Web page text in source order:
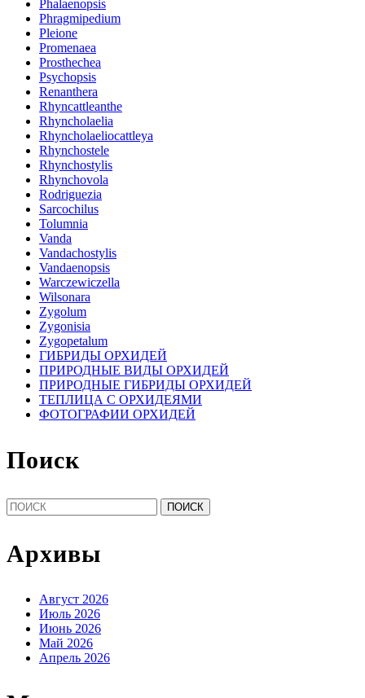
Phalaenopsis
Phragmipedium
Pleione
Promenaea
Prosthechea
Psychopsis
Renanthera
Rhyncattleanthe
Rhyncholaelia
Rhyncholaeliocattleya
Rhynchostele
Rhynchostylis
Rhynchovola
Rodriguezia
Sarcochilus
Tolumnia
Vanda
Vandachostylis
Vandaenopsis
Warczewiczella
Wilsonara
Zygolum
Zygonisia
Zygopetalum
ГИБРИДЫ ОРХИДЕЙ
ПРИРОДНЫЕ ВИДЫ ОРХИДЕЙ
ПРИРОДНЫЕ ГИБРИДЫ ОРХИДЕЙ
ТЕПЛИЦА С ОРХИДЕЯМИ
ФОТОГРАФИИ ОРХИДЕЙ
Поиск
Найти:
Архивы
Август 2026
Июль 2026
Июнь 2026
Май 2026
Апрель 2026